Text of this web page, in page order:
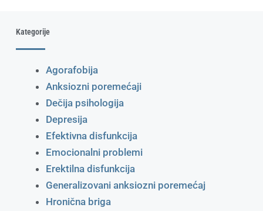
Kategorije
Agorafobija
Anksiozni poremećaji
Dečija psihologija
Depresija
Efektivna disfunkcija
Emocionalni problemi
Erektilna disfunkcija
Generalizovani anksiozni poremećaj
Hronična briga